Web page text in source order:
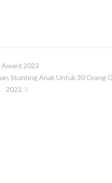
Award 2023
Stunting Anak Untuk 30 Orang
2023